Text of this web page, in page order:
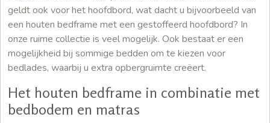
geldt ook voor het hoofdbord, wat dacht u bijvoorbeeld van
een houten bedframe met een gestoffeerd hoofdbord? In
onze ruime collectie is veel mogelijk. Ook bestaat er een
mogelijkheid bij sommige bedden om te kiezen voor
bedlades, waarbij u extra opbergruimte creëert.
Het houten bedframe in combinatie met
bedbodem en matras